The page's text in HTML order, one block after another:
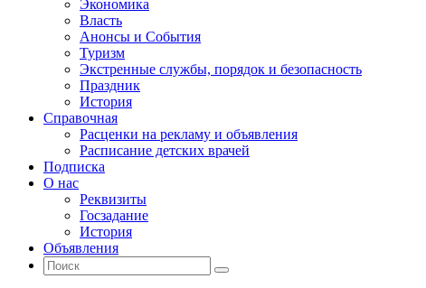
Экономика
Власть
Анонсы и События
Туризм
Экстренные службы, порядок и безопасность
Праздник
История
Справочная
Расценки на рекламу и объявления
Расписание детских врачей
Подписка
О нас
Реквизиты
Госзадание
История
Объявления
Поиск
Искать:
Поиск